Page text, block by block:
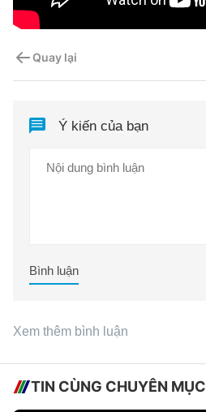
Quay lại
Ý kiến của bạn
Bình luận
Xem thêm bình luận
TIN CÙNG CHUYÊN MỤC